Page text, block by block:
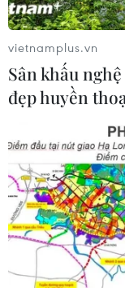
06/08/2026 09:06
Thêm một nhóm
tại khu Tân Huê
Khẩn
hiện trường,
vụ cháy chợ
06/08/2026 04:37
vietnamplus.vn
Sân khấu
đẹp huyền